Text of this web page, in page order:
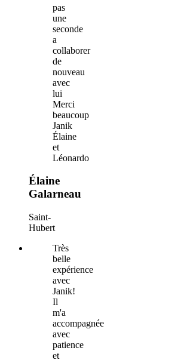
pas
une
seconde
a
collaborer
de
nouveau
avec
lui
Merci
beaucoup
Janik
Élaine
et
Léonardo
Élaine
Galarneau
Saint-
Hubert
Très
belle
expérience
avec
Janik!
Il
m'a
accompagnée
avec
patience
et